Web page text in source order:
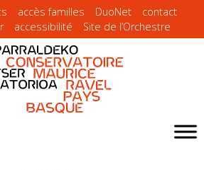
accès familles DuoNet
contact
accessibilité Site de l’Orchestre